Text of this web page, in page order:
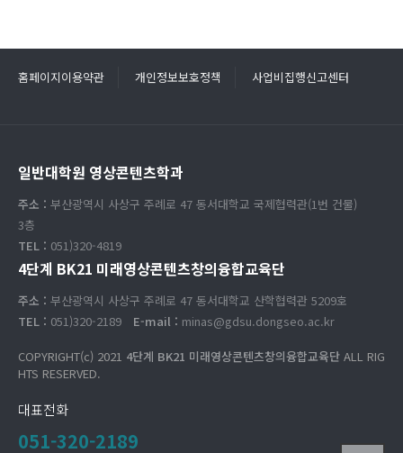
홈페이지이용약관 개인정보보호정책 사업비집행신고센터
일반대학원 영상콘텐츠학과
주소 : 부산광역시 사상구 주례로 47 동서대학교 국제협력관(1번 건물)
3층
TEL : 051)320-4819
4단계 BK21 미래영상콘텐츠창의융합교육단
주소 : 부산광역시 사상구 주례로 47 동서대학교 산학협력관 5209호
TEL : 051)320-2189 E-mail : minas@gdsu.dongseo.ac.kr
COPYRIGHT(c) 2021 4단계 BK21 미래영상콘텐츠창의융합교육단 ALL RIG
HTS RESERVED.
대표전화
051-320-2189